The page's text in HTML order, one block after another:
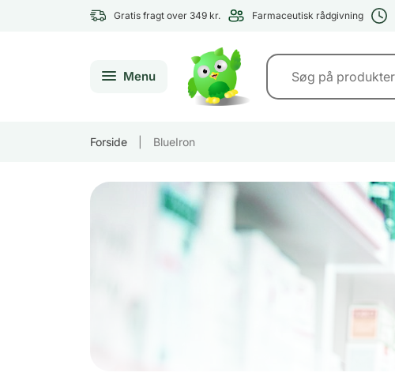
Gratis fragt over 349 kr. Farmaceutisk rådgivning
Menu
Forside BlueIron